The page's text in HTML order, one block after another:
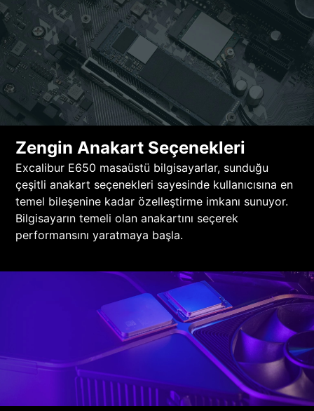
Zengin Anakart Seçenekleri
Excalibur E650 masaüstü bilgisayarlar, sunduğu
çeşitli anakart seçenekleri sayesinde kullanıcısına en
temel bileşenine kadar özelleştirme imkanı sunuyor.
Bilgisayarın temeli olan anakartını seçerek
performansını yaratmaya başla.